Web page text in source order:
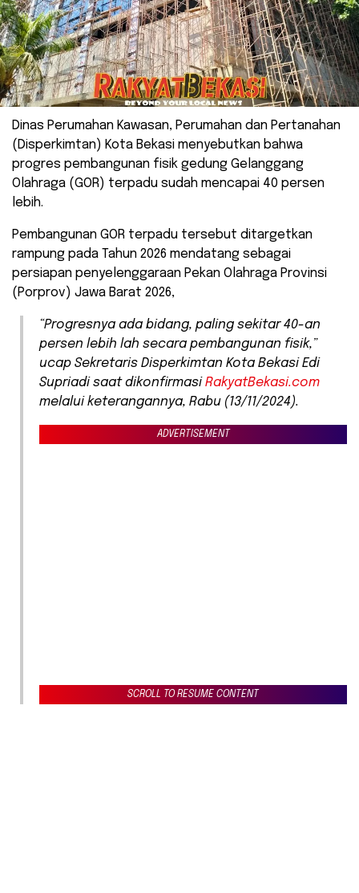
Dinas Perumahan Kawasan, Perumahan dan Pertanahan
(Disperkimtan) Kota Bekasi menyebutkan bahwa
progres pembangunan fisik gedung Gelanggang
Olahraga (GOR) terpadu sudah mencapai 40 persen
lebih.
Pembangunan GOR terpadu tersebut ditargetkan
rampung pada Tahun 2026 mendatang sebagai
persiapan penyelenggaraan Pekan Olahraga Provinsi
(Porprov) Jawa Barat 2026,
“Progresnya ada bidang, paling sekitar 40-an
persen lebih lah secara pembangunan fisik,”
ucap Sekretaris Disperkimtan Kota Bekasi Edi
Supriadi saat dikonfirmasi RakyatBekasi.com
melalui keterangannya, Rabu (13/11/2024).
ADVERTISEMENT
SCROLL TO RESUME CONTENT